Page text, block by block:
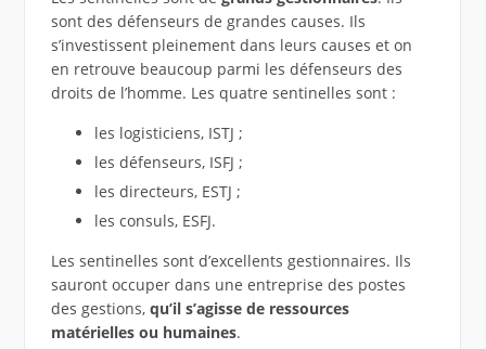
sont des défenseurs de grandes causes. Ils
s’investissent pleinement dans leurs causes et on
en retrouve beaucoup parmi les défenseurs des
droits de l’homme. Les quatre sentinelles sont :
les logisticiens, ISTJ ;
les défenseurs, ISFJ ;
les directeurs, ESTJ ;
les consuls, ESFJ.
Les sentinelles sont d’excellents gestionnaires. Ils
sauront occuper dans une entreprise des postes
des gestions, qu’il s’agisse de ressources
matérielles ou humaines.